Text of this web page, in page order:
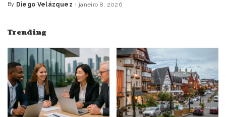
Posted
By Diego Velázquez janeiro 8, 2026
Trending